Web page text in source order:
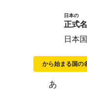
日本の
正式
日本国
から始まる国の
あ